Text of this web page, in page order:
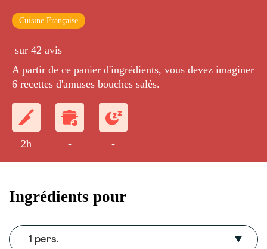
Cuisine Française
sur 42 avis
A partir de ce panier d'ingrédients, vous devez imaginer
6 recettes d'amuses bouches salés.
2h - -
Ingrédients pour
1 pers.